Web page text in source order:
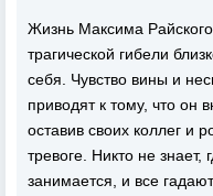
Жизнь Максима
трагической гибели
себя. Чувство вины и
приводят к тому, что он
оставив своих коллег и
тревоге. Никто не знает,
занимается, и все